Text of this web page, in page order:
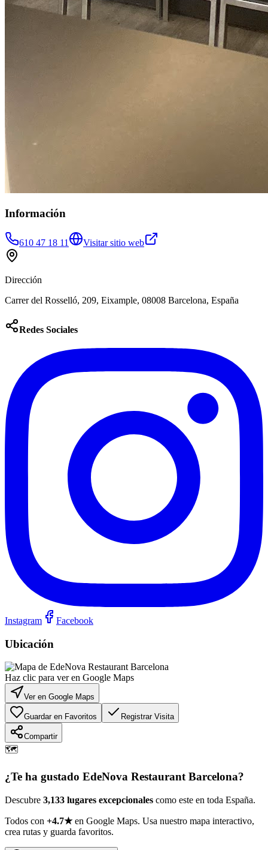
Información
610 47 18 11 Visitar sitio web
Dirección
Carrer del Rosselló, 209, Eixample, 08008 Barcelona, España
Redes Sociales
Instagram Facebook
Ubicación
Haz clic para ver en Google Maps
Ver en Google Maps
Guardar en Favoritos Registrar Visita
Compartir
🗺️
¿Te ha gustado EdeNova Restaurant Barcelona?
Descubre 3,133 lugares excepcionales como este en toda España.
Todos con +4.7★en Google Maps. Usa nuestro mapa interactivo,
crea rutas y guarda favoritos.